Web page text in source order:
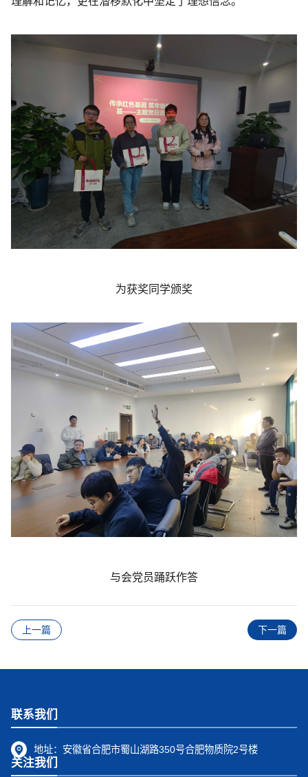
为获奖同学颁奖
与会党员踊跃作答
上一篇 下一篇
联系我们
地址： 安徽省合肥市蜀山湖路350号合肥物质院2号楼
关注我们